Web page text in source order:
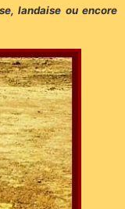
landaise ou encore